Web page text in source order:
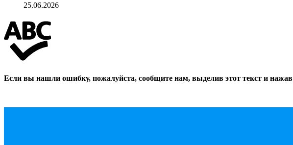
25.06.2026
Если вы нашли ошибку, пожалуйста, сообщите нам, выделив этот текст и нажав